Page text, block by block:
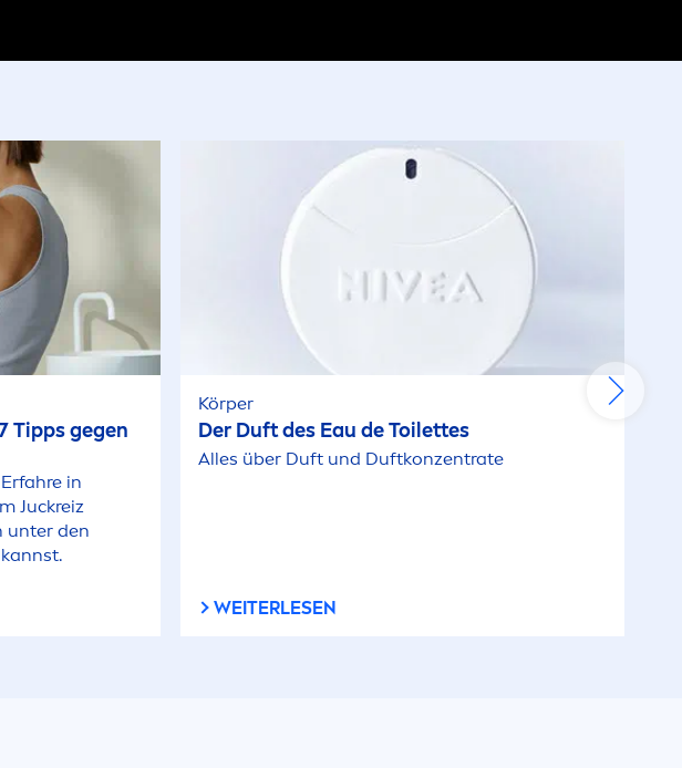
Tipps gegen
in
Juckreiz
unter den
Körper
Der Duft des Eau de Toilettes
Alles über Duft und Duftkonzentrate
WEITERLESEN